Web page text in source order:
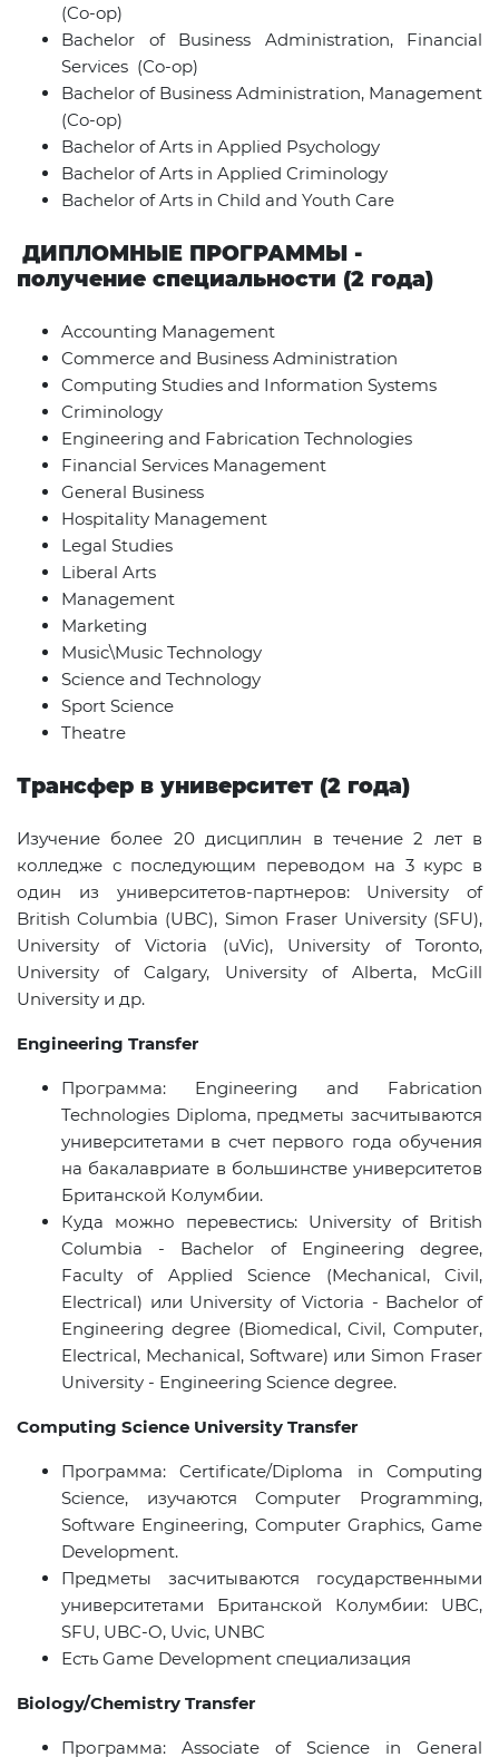
(Co-op)
Bachelor of Business Administration, Financial
Services (Co-op)
Bachelor of Business Administration, Management
(Co-op)
Bachelor of Arts in Applied Psychology
Bachelor of Arts in Applied Criminology
Bachelor of Arts in Child and Youth Care
ДИПЛОМНЫЕ ПРОГРАММЫ -
получение специальности (2 года)
Accounting Management
Commerce and Business Administration
Computing Studies and Information Systems
Criminology
Engineering and Fabrication Technologies
Financial Services Management
General Business
Hospitality Management
Legal Studies
Liberal Arts
Management
Marketing
Music\Music Technology
Science and Technology
Sport Science
Theatre
Трансфер в университет (2 года)
Изучение более 20 дисциплин в течение 2 лет в
колледже с последующим переводом на 3 курс в
один из университетов-партнеров: University of
British Columbia (UBC), Simon Fraser University (SFU),
University of Victoria (uVic), University of Toronto,
University of Calgary, University of Alberta, McGill
University и др.
Engineering Transfer
Программа: Engineering and
Fabrication
Technologies Diploma, предметы засчитываются
университетами в счет первого года обучения
на бакалавриате в большинстве университетов
Британской Колумбии.
Куда можно перевестись: University of British
Columbia - Bachelor of Engineering degree,
Faculty of Applied Science (Mechanical, Civil,
Electrical) или University of Victoria - Bachelor of
Engineering degree (Biomedical, Civil, Computer,
Electrical, Mechanical, Software) илиSimon Fraser
University - Engineering Science degree.
Computing Science University Transfer
Программа: Certificate/Diploma in Computing
Science, изучаются Computer Programming,
Software Engineering, Computer Graphics, Game
Development.
Предметы засчитываются государственными
университетами Британской Колумбии: UBC,
SFU, UBC-O, Uvic, UNBC
Есть Game Development специализация
Biology/Chemistry Transfer
Программа: Associate of Science in General